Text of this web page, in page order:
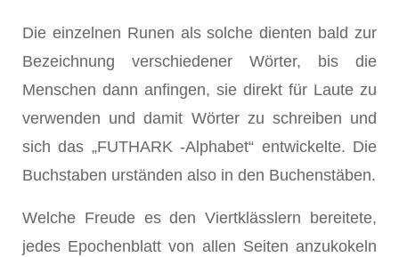
Die einzelnen Runen als solche dienten bald zur
Bezeichnung verschiedener Wörter, bis die
Menschen dann anfingen, sie direkt für Laute zu
verwenden und damit Wörter zu schreiben und
sich das „FUTHARK -Alphabet“ entwickelte. Die
Buchstaben urständen also in den Buchenstäben.
Welche Freude es den Viertklässlern bereitete,
jedes Epochenblatt von allen Seiten anzukokeln